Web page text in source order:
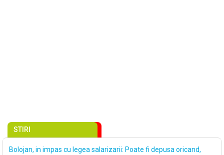
STIRI
Bolojan, in impas cu legea salarizarii: Poate fi depusa oricand,